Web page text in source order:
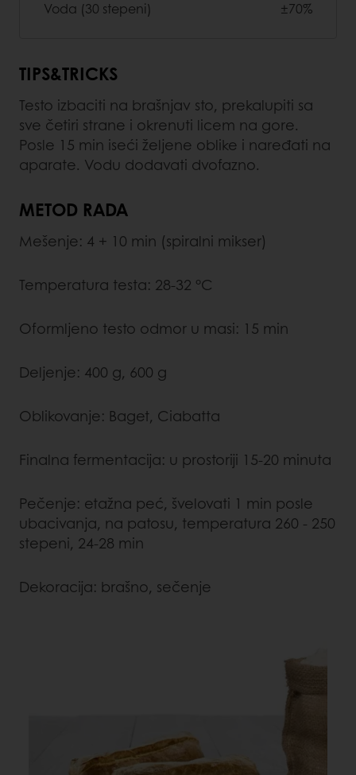
Voda (30 stepeni)
±70%
TIPS&TRICKS
Testo izbaciti na brašnjav sto, prekalupiti sa
sve četiri strane i okrenuti licem na gore.
Posle 15 min iseći željene oblike i naređati na
aparate. Vodu dodavati dvofazno.
METOD RADA
Mešenje: 4 + 10 min (spiralni mikser)
Temperatura testa: 28-32 °C
Oformljeno testo odmor u masi: 15 min
Deljenje: 400 g, 600 g
Oblikovanje: Baget, Ciabatta
Finalna fermentacija: u prostoriji 15-20 minuta
Pečenje: etažna peć, švelovati 1 min posle
ubacivanja, na patosu, temperatura 260 - 250
stepeni, 24-28 min
Dekoracija: brašno, sečenje